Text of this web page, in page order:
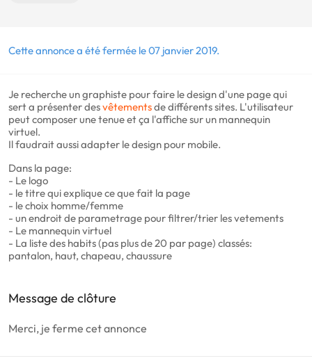
Cette annonce a été fermée le 07 janvier 2019.
Je recherche un graphiste pour faire le design d'une page qui
sert a présenter desvêtementsde différents sites. L'utilisateur
peut composer une tenue et ça l'affiche sur un mannequin
virtuel.
Il faudrait aussi adapter le design pour mobile.
Dans la page:
- Le logo
- le titre qui explique ce que fait la page
- le choix homme/femme
- un endroit de parametrage pour filtrer/trier les vetements
- Le mannequin virtuel
- La liste des habits (pas plus de 20 par page) classés:
pantalon, haut, chapeau, chaussure
Message de clôture
Merci, je ferme cet annonce